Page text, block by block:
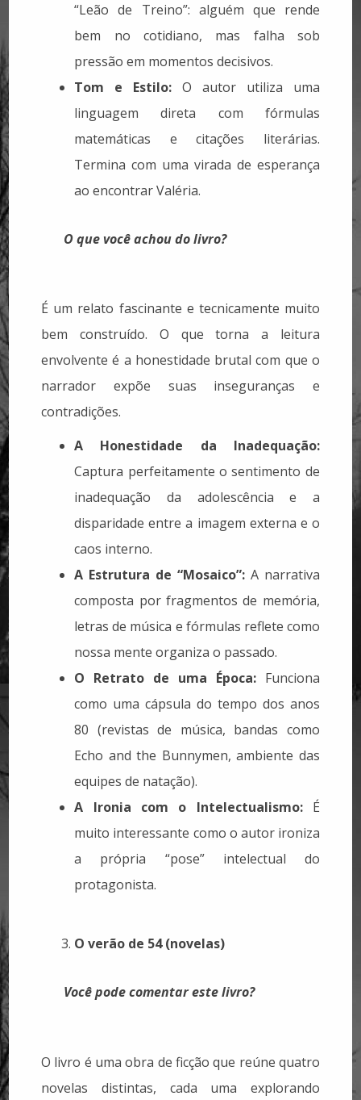
“Leão de Treino”: alguém que rende
bem no cotidiano, mas falha sob
pressão em momentos decisivos.
Tom e Estilo: O autor utiliza uma
linguagem direta com fórmulas
matemáticas e citações literárias.
Termina com uma virada de esperança
ao encontrar Valéria.
O que você achou do livro?
É um relato fascinante e tecnicamente muito
bem construído. O que torna a leitura
envolvente é a honestidade brutal com que o
narrador expõe suas inseguranças e
contradições.
A Honestidade da Inadequação:
Captura perfeitamente o sentimento de
inadequação da adolescência e a
disparidade entre a imagem externa e o
caos interno.
A Estrutura de “Mosaico”: A narrativa
composta por fragmentos de memória,
letras de música e fórmulas reflete como
nossa mente organiza o passado.
O Retrato de uma Época:Funciona
como uma cápsula do tempo dos anos
80 (revistas de música, bandas como
Echo and the Bunnymen, ambiente das
equipes de natação).
A Ironia com o Intelectualismo:É
muito interessante como o autor ironiza
a própria “pose” intelectual do
protagonista.
O verão de 54 (novelas)
Você pode comentar este livro?
O livro é uma obra de ficção que reúne quatro
novelas distintas, cada uma explorando